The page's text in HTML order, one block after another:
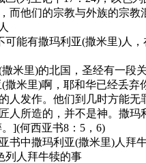
而他们的宗教与外族的宗教
可能有撒玛利亚(撒米里)人
米里)的北国，圣经有一段
撒米里)啊，耶和华已经丢弃
人发作。他们到几时方能无
人所造的，并不是神。撒玛
](何西亚书8：5，6)
书中撒玛利亚(撒米里)人拜
列人拜牛犊的事